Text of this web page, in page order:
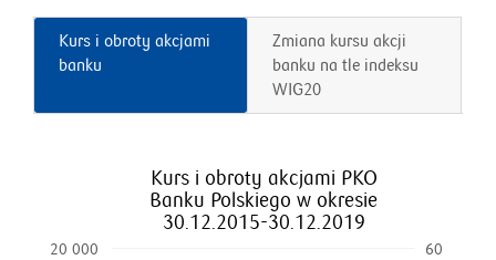
Kurs i obroty akcjami
banku
Zmiana kursu akcji
banku na tle indeksu
WIG20
Kurs i obroty akcjami PKO
Banku Polskiego w okresie
30.12.2015-30.12.2019
20 000 60